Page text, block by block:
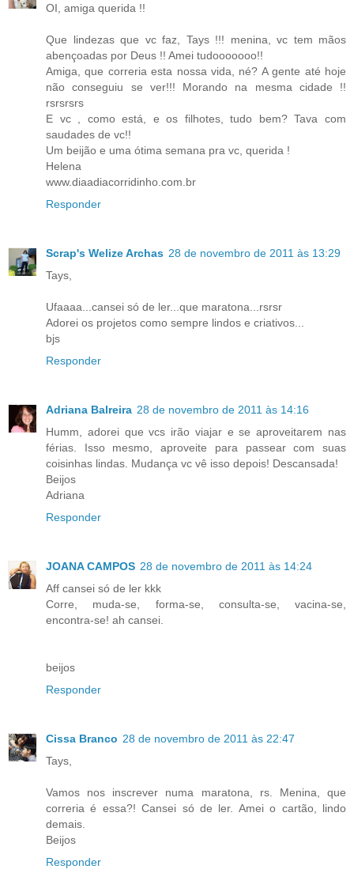
OI, amiga querida !!
Que lindezas que vc faz, Tays !!! menina, vc tem mãos
abençoadas por Deus !! Amei tudooooooo!!
Amiga, que correria esta nossa vida, né? A gente até hoje
não conseguiu se ver!!! Morando na mesma cidade !!
rsrsrsrs
E vc , como está, e os filhotes, tudo bem? Tava com
saudades de vc!!
Um beijão e uma ótima semana pra vc, querida !
Helena
www.diaadiacorridinho.com.br
Responder
Scrap's Welize Archas 28 de novembro de 2011 às 13:29
Tays,
Ufaaaa...cansei só de ler...que maratona...rsrsr
Adorei os projetos como sempre lindos e criativos...
bjs
Responder
Adriana Balreira 28 de novembro de 2011 às 14:16
Humm, adorei que vcs irão viajar e se aproveitarem nas
férias. Isso mesmo, aproveite para passear com suas
coisinhas lindas. Mudança vc vê isso depois! Descansada!
Beijos
Adriana
Responder
JOANA CAMPOS 28 de novembro de 2011 às 14:24
Aff cansei só de ler kkk
Corre, muda-se, forma-se, consulta-se, vacina-se,
encontra-se! ah cansei.
beijos
Responder
Cissa Branco 28 de novembro de 2011 às 22:47
Tays,
Vamos nos inscrever numa maratona, rs. Menina, que
correria é essa?! Cansei só de ler. Amei o cartão, lindo
demais.
Beijos
Responder